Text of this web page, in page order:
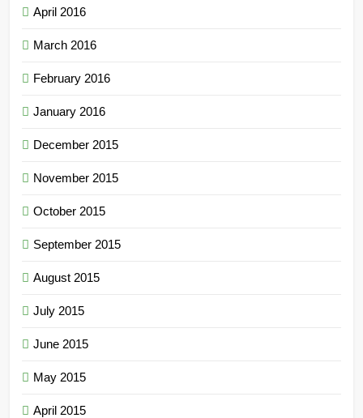
April 2016
March 2016
February 2016
January 2016
December 2015
November 2015
October 2015
September 2015
August 2015
July 2015
June 2015
May 2015
April 2015